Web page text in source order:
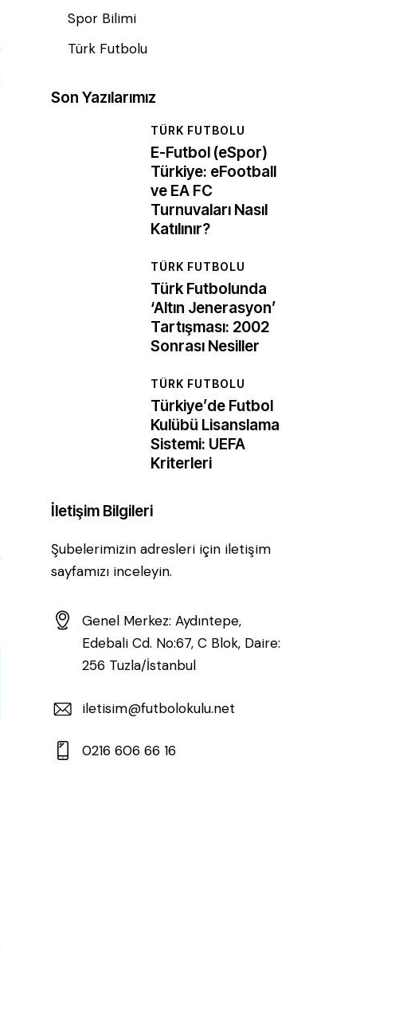
Spor Bilimi
Türk Futbolu
Son Yazılarımız
TÜRK FUTBOLU
E-Futbol (eSpor)
Türkiye: eFootball
ve EA FC
Turnuvaları Nasıl
Katılınır?
TÜRK FUTBOLU
Türk Futbolunda
‘Altın Jenerasyon’
Tartışması: 2002
Sonrası Nesiller
TÜRK FUTBOLU
Türkiye’de Futbol
Kulübü Lisanslama
Sistemi: UEFA
Kriterleri
İletişim Bilgileri
Şubelerimizin adresleri için iletişim
sayfamızı inceleyin.
Genel Merkez: Aydıntepe,
Edebali Cd. No:67, C Blok, Daire:
256 Tuzla/İstanbul
iletisim@futbolokulu.net
0216 606 66 16